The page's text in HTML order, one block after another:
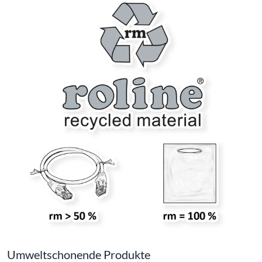
Umweltschonende Produkte